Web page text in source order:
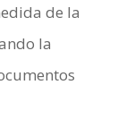
de la
la